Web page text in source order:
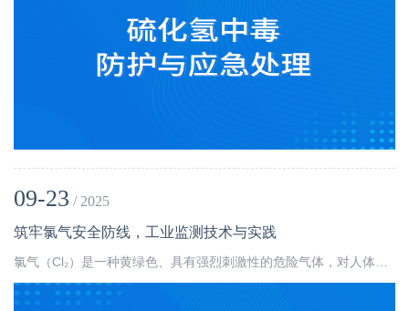
09-23 / 2025
筑牢氯气安全防线，工业监测技术与实践